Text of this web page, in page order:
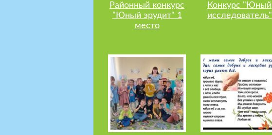
Районный конкурс
"Юный эрудит" 1
место
Конкурс "Юный
исследователь"